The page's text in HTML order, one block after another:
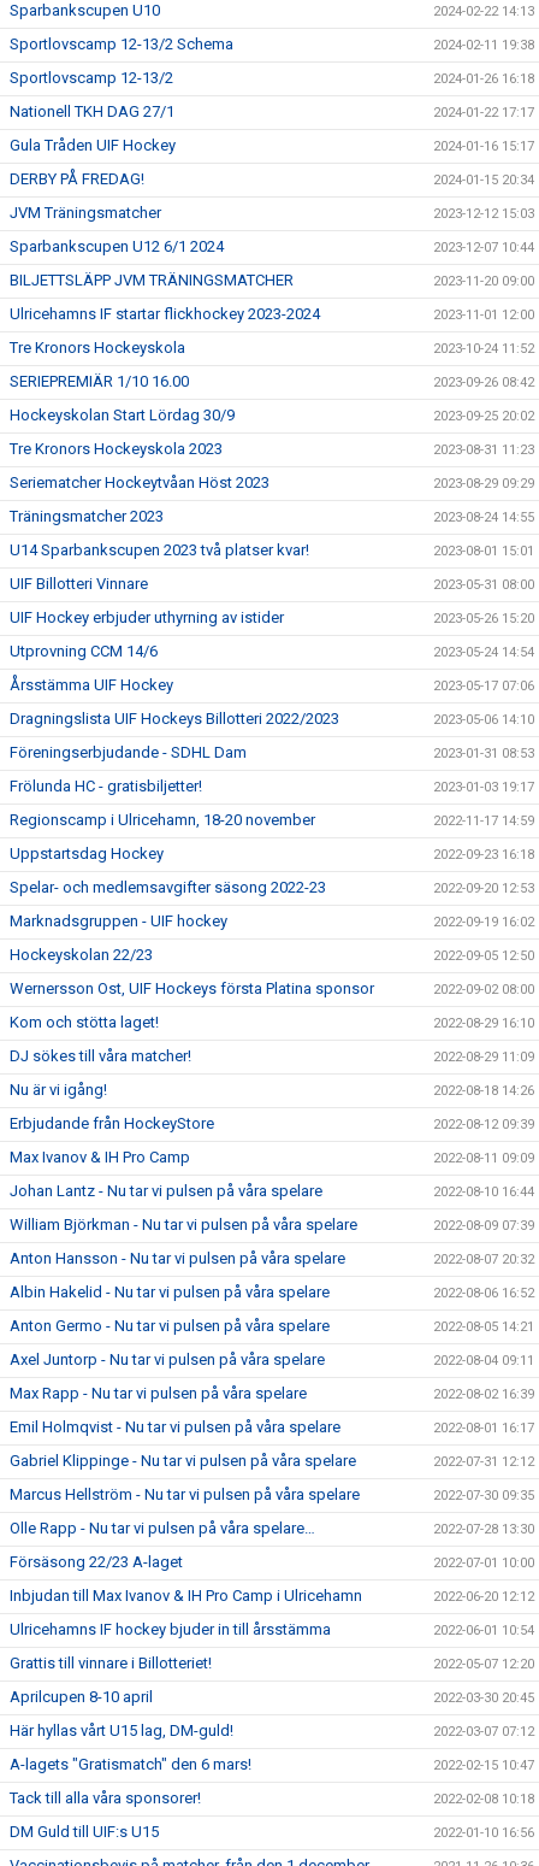
Sparbankscupen U10 2024-02-22 14:13
Sportlovscamp 12-13/2 Schema 2024-02-11 19:38
Sportlovscamp 12-13/2 2024-01-26 16:18
Nationell TKH DAG 27/1 2024-01-22 17:17
Gula Tråden UIF Hockey 2024-01-16 15:17
DERBY PÅ FREDAG! 2024-01-15 20:34
JVM Träningsmatcher 2023-12-12 15:03
Sparbankscupen U12 6/1 2024 2023-12-07 10:44
BILJETTSLÄPP JVM TRÄNINGSMATCHER 2023-11-20 09:00
Ulricehamns IF startar flickhockey 2023-2024 2023-11-01 12:00
Tre Kronors Hockeyskola 2023-10-24 11:52
SERIEPREMIÄR 1/10 16.00 2023-09-26 08:42
Hockeyskolan Start Lördag 30/9 2023-09-25 20:02
Tre Kronors Hockeyskola 2023 2023-08-31 11:23
Seriematcher Hockeytvåan Höst 2023 2023-08-29 09:29
Träningsmatcher 2023 2023-08-24 14:55
U14 Sparbankscupen 2023 två platser kvar! 2023-08-01 15:01
UIF Billotteri Vinnare 2023-05-31 08:00
UIF Hockey erbjuder uthyrning av istider 2023-05-26 15:20
Utprovning CCM 14/6 2023-05-24 14:54
Årsstämma UIF Hockey 2023-05-17 07:06
Dragningslista UIF Hockeys Billotteri 2022/2023 2023-05-06 14:10
Föreningserbjudande - SDHL Dam 2023-01-31 08:53
Frölunda HC - gratisbiljetter! 2023-01-03 19:17
Regionscamp i Ulricehamn, 18-20 november 2022-11-17 14:59
Uppstartsdag Hockey 2022-09-23 16:18
Spelar- och medlemsavgifter säsong 2022-23 2022-09-20 12:53
Marknadsgruppen - UIF hockey 2022-09-19 16:02
Hockeyskolan 22/23 2022-09-05 12:50
Wernersson Ost, UIF Hockeys första Platina sponsor 2022-09-02 08:00
Kom och stötta laget! 2022-08-29 16:10
DJ sökes till våra matcher! 2022-08-29 11:09
Nu är vi igång! 2022-08-18 14:26
Erbjudande från HockeyStore 2022-08-12 09:39
Max Ivanov & IH Pro Camp 2022-08-11 09:09
Johan Lantz - Nu tar vi pulsen på våra spelare 2022-08-10 16:44
William Björkman - Nu tar vi pulsen på våra spelare 2022-08-09 07:39
Anton Hansson - Nu tar vi pulsen på våra spelare 2022-08-07 20:32
Albin Hakelid - Nu tar vi pulsen på våra spelare 2022-08-06 16:52
Anton Germo - Nu tar vi pulsen på våra spelare 2022-08-05 14:21
Axel Juntorp - Nu tar vi pulsen på våra spelare 2022-08-04 09:11
Max Rapp - Nu tar vi pulsen på våra spelare 2022-08-02 16:39
Emil Holmqvist - Nu tar vi pulsen på våra spelare 2022-08-01 16:17
Gabriel Klippinge - Nu tar vi pulsen på våra spelare 2022-07-31 12:12
Marcus Hellström - Nu tar vi pulsen på våra spelare 2022-07-30 09:35
Olle Rapp - Nu tar vi pulsen på våra spelare… 2022-07-28 13:30
Försäsong 22/23 A-laget 2022-07-01 10:00
Inbjudan till Max Ivanov & IH Pro Camp i Ulricehamn 2022-06-20 12:12
Ulricehamns IF hockey bjuder in till årsstämma 2022-06-01 10:54
Grattis till vinnare i Billotteriet! 2022-05-07 12:20
Aprilcupen 8-10 april 2022-03-30 20:45
Här hyllas vårt U15 lag, DM-guld! 2022-03-07 07:12
A-lagets "Gratismatch" den 6 mars! 2022-02-15 10:47
Tack till alla våra sponsorer! 2022-02-08 10:18
DM Guld till UIF:s U15 2022-01-10 16:56